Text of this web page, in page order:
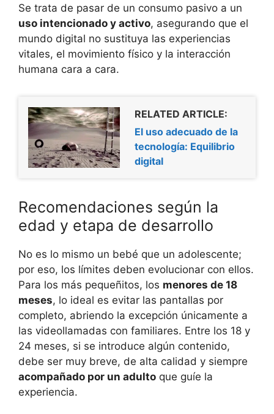
Se trata de pasar de un consumo pasivo a un
uso intencionado y activo, asegurando que el
mundo digital no sustituya las experiencias
vitales, el movimiento físico y la interacción
humana cara a cara.
RELATED ARTICLE:
El uso adecuado de la
tecnología: Equilibrio
digital
Recomendaciones según la
edad y etapa de desarrollo
No es lo mismo un bebé que un adolescente;
por eso, los límites deben evolucionar con ellos.
Para los más pequeñitos, los menores de 18
meses, lo ideal es evitar las pantallas por
completo, abriendo la excepción únicamente a
las videollamadas con familiares. Entre los 18 y
24 meses, si se introduce algún contenido,
debe ser muy breve, de alta calidad y siempre
acompañado por un adulto que guíe la
experiencia.